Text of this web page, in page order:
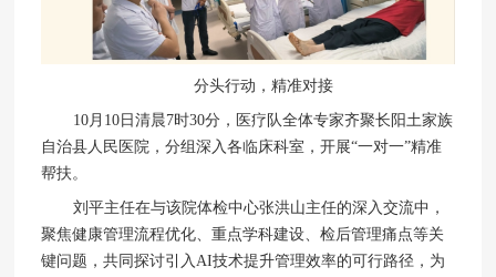
分头行动，精准对接
10月10日清晨7时30分，医疗队全体专家齐聚长阳土家族
自治县人民医院，分组深入各临床科室，开展“一对一”精准
帮扶。
刘平主任在与该院体检中心张洪山主任的深入交流中，
聚焦健康管理流程优化、重点学科建设、检后管理痛点等关
键问题，共同探讨引入AI技术提升管理效率的可行路径，为